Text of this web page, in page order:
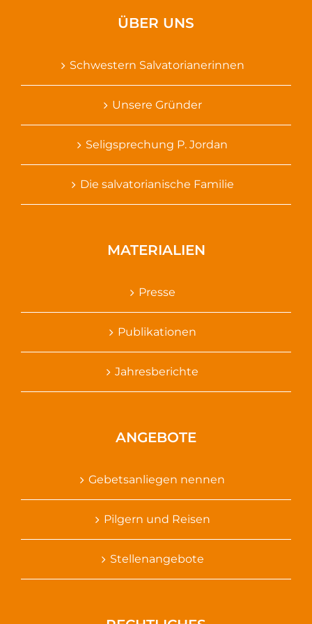
ÜBER UNS
Schwestern Salvatorianerinnen
Unsere Gründer
Seligsprechung P. Jordan
Die salvatorianische Familie
MATERIALIEN
Presse
Publikationen
Jahresberichte
ANGEBOTE
Gebetsanliegen nennen
Pilgern und Reisen
Stellenangebote